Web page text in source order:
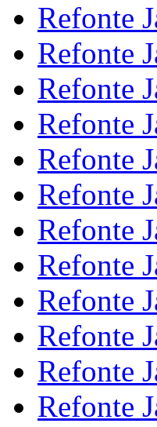
Refonte
Refonte
Refonte
Refonte
Refonte
Refonte
Refonte
Refonte
Refonte
Refonte
Refonte
Refonte